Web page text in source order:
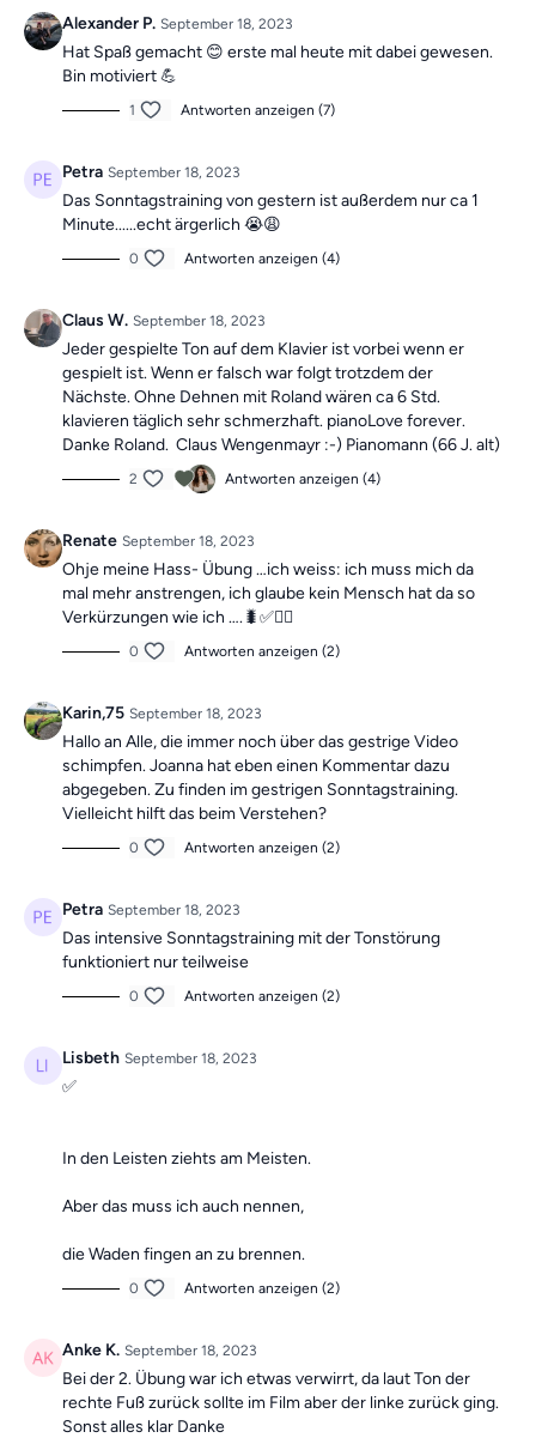
gesundes undbewegliches Leben.
Mach dir keine Sorgen, falls du mal einen Tag verpasst,
denn die Übungseinheiten sind unabhängig voneinander.
Tages”findest du jederzeit
Alexander P. September 18, 2023
Hat Spaß gemacht 😊 erste mal heute mit dabei gewesen.
Bin motiviert 💪
1 Antworten anzeigen (7)
Petra September 18, 2023
Das Sonntagstraining von gestern ist außerdem nur ca 1
Minute......echt ärgerlich 😭😩
0 Antworten anzeigen (4)
Claus W. September 18, 2023
Jeder gespielte Ton auf dem Klavier ist vorbei wenn er
gespielt ist. Wenn er falsch war folgt trotzdem der
Nächste. Ohne Dehnen mit Roland wären ca 6 Std.
klavieren täglich sehr schmerzhaft. pianoLove forever.
Danke Roland. Claus Wengenmayr :-) Pianomann (66 J. alt)
2 Antworten anzeigen (4)
Renate September 18, 2023
Ohje meine Hass- Übung …ich weiss: ich muss mich da
mal mehr anstrengen, ich glaube kein Mensch hat da so
Verkürzungen wie ich ….🐛✅🙋‍♀️
0 Antworten anzeigen (2)
Karin,75 September 18, 2023
Hallo an Alle, die immer noch über das gestrige Video
schimpfen. Joanna hat eben einen Kommentar dazu
abgegeben. Zu finden im gestrigen Sonntagstraining.
Vielleicht hilft das beim Verstehen?
0 Antworten anzeigen (2)
Petra September 18, 2023
Das intensive Sonntagstraining mit der Tonstörung
funktioniert nur teilweise
0 Antworten anzeigen (2)
Lisbeth September 18, 2023
✅️
In den Leisten ziehts am Meisten.
Aber das muss ich auch nennen,
die Waden fingen an zu brennen.
0 Antworten anzeigen (2)
Anke K. September 18, 2023
Bei der 2. Übung war ich etwas verwirrt, da laut Ton der
rechte Fuß zurück sollte im Film aber der linke zurück ging.
Sonst alles klar Danke